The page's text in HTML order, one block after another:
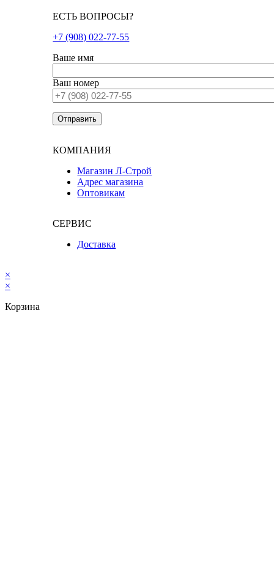
ЕСТЬ ВОПРОСЫ?
+7 (908) 022-77-55
Ваше имя
Ваш номер
КОМПАНИЯ
Магазин Л-Строй
Адрес магазина
Оптовикам
СЕРВИС
Доставка
×
×
Корзина